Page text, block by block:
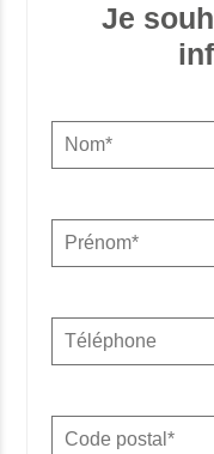
Je